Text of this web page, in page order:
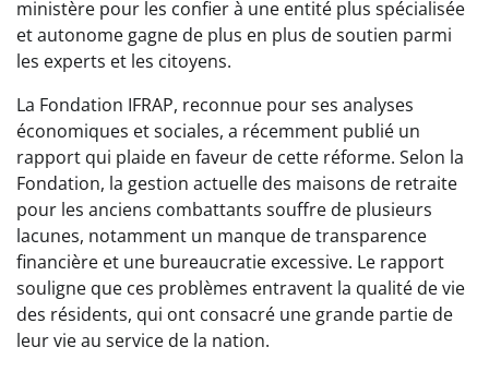
ministère pour les confier à une entité plus spécialisée
et autonome gagne de plus en plus de soutien parmi
les experts et les citoyens.
La Fondation IFRAP, reconnue pour ses analyses
économiques et sociales, a récemment publié un
rapport qui plaide en faveur de cette réforme. Selon la
Fondation, la gestion actuelle des maisons de retraite
pour les anciens combattants souffre de plusieurs
lacunes, notamment un manque de transparence
financière et une bureaucratie excessive. Le rapport
souligne que ces problèmes entravent la qualité de vie
des résidents, qui ont consacré une grande partie de
leur vie au service de la nation.